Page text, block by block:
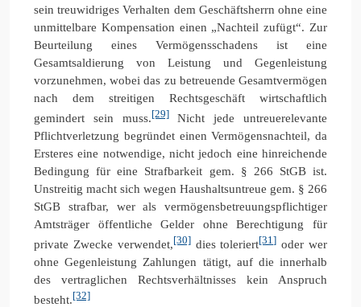
sein treuwidriges Verhalten dem Geschäftsherrn ohne eine
unmittelbare Kompensation einen „Nachteil zufügt“. Zur
Beurteilung eines Vermögensschadens ist eine
Gesamtsaldierung von Leistung und Gegenleistung
vorzunehmen, wobei das zu betreuende Gesamtvermögen
nach dem streitigen Rechtsgeschäft wirtschaftlich
gemindert sein muss.[29]Nicht jede untreuerelevante
Pflichtverletzung begründet einen Vermögensnachteil, da
Ersteres eine notwendige, nicht jedoch eine hinreichende
Bedingung für eine Strafbarkeit gem. § 266 StGB ist.
Unstreitig macht sich wegen Haushaltsuntreue gem. § 266
StGB strafbar, wer als vermögensbetreuungspflichtiger
Amtsträger öffentliche Gelder ohne Berechtigung für
private Zwecke verwendet,[30]dies toleriert[31] oder wer
ohne Gegenleistung Zahlungen tätigt, auf die innerhalb
des vertraglichen Rechtsverhältnisses kein Anspruch
besteht.[32]